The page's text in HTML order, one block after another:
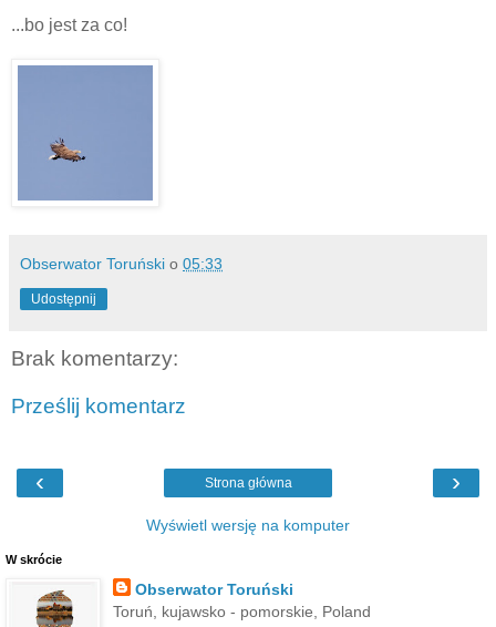
...bo jest za co!
Obserwator Toruński o 05:33
Udostępnij
Brak komentarzy:
Prześlij komentarz
‹ ›
Strona główna
Wyświetl wersję na komputer
W skrócie
Obserwator Toruński
Toruń, kujawsko - pomorskie, Poland